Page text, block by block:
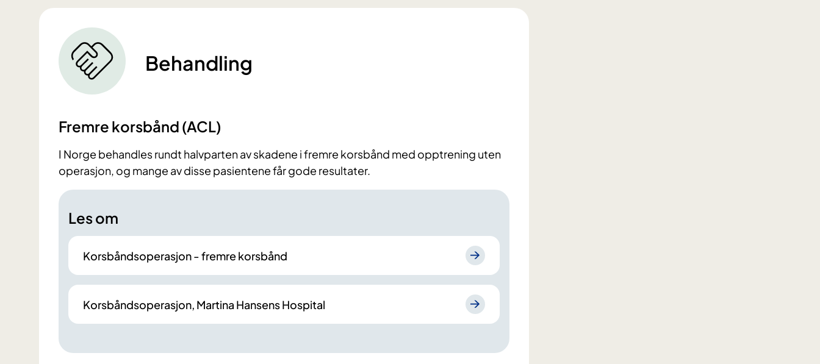
Behandling
Fremre korsbånd (ACL)
I Norge behandles rundt halvparten av skadene i fremre korsbånd med opptrening uten
operasjon, og mange av disse pasientene får gode resultater.
Les om
Korsbåndsoperasjon - fremre korsbånd
Korsbåndsoperasjon, Martina Hansens Hospital